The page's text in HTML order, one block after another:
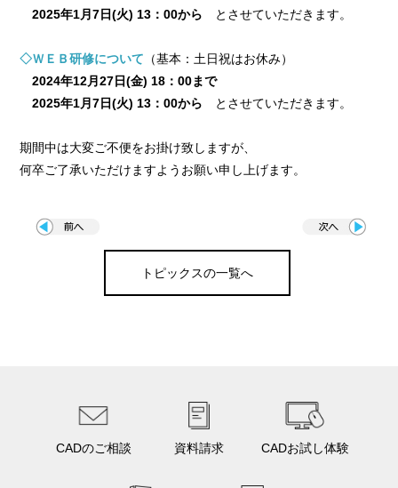
2025年1月7日(火) 13：00から とさせていただきます。
◇ＷＥＢ研修について （基本：土日祝はお休み）
2024年12月27日(金) 18：00まで
2025年1月7日(火) 13：00から とさせていただきます。
期間中は大変ご不便をお掛け致しますが、
何卒ご了承いただけますようお願い申し上げます。
トピックスの一覧へ
CADのご相談 資料請求 CADお試し体験